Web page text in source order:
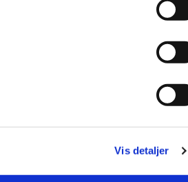
Vis detaljer
også kunne lide...